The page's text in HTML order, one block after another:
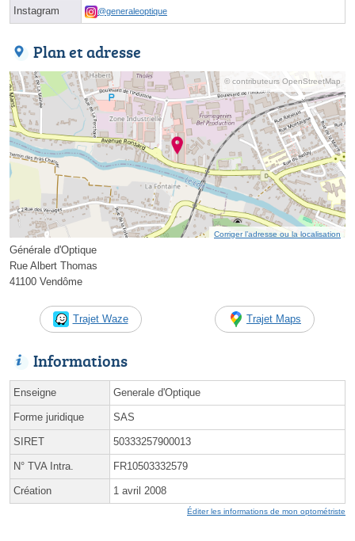
Instagram @generaleoptique
Plan et adresse
© contributeurs OpenStreetMap
Corriger l’adresse ou la localisation
Générale d'Optique
Rue Albert Thomas
41100 Vendôme
Trajet Waze Trajet Maps
Informations
Enseigne Generale d'Optique
Forme juridique SAS
SIRET 50333257900013
N° TVA Intra. FR10503332579
Création 1 avril 2008
Éditer les informations de mon optométriste